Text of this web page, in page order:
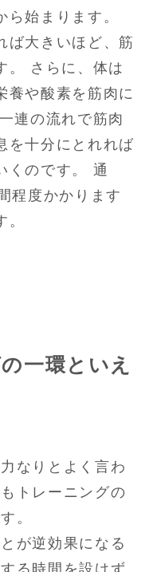
始まります。
ば大きいほど、筋
。 さらに、体は
養や酸素を筋肉に
連の流れで筋肉
を十分にとれれば
くのです。 通
程度かかります
一環といえ
なりとよく言わ
トレーニングの
。
が逆効果になる